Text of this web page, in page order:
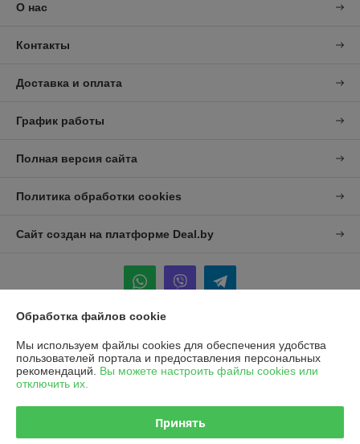
О нас
Контакты
Доставка и оплата
График работы
Полная версия сайта
Политика обработки cookies
Сайт создан на платформе Deal.by
Информация для покупателя
Юридическое лицо:УП "Агро-Дон-Снаб"
220086 г. Минск, ул. Славинского 8А, к.5
Регистрационный номер ЕГР: 190437992
Обработка файлов cookie
Мы используем файлы cookies для обеспечения удобства
пользователей портала и предоставления персональных
рекомендаций. Вы можете настроить файлы cookies или
отключить их.
Принять